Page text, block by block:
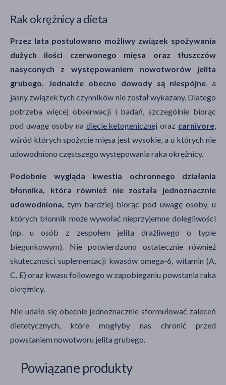
Rak okrężnicy a dieta
Przez lata postulowano możliwy związek spożywania
dużych ilości czerwonego mięsa oraz tłuszczów
nasyconych z występowaniem nowotworów jelita
grubego. Jednakże obecne dowody są niespójne, a
jasny związek tych czynników nie został wykazany. Dlatego
potrzeba więcej obserwacji i badań, szczególnie biorąc
pod uwagę osoby na diecie ketogenicznej oraz carnivore
wśród których spożycie mięsa jest wysokie, a u których nie
udowodniono częstszego występowania raka okrężnicy.
Podobnie wygląda kwestia ochronnego działania
błonnika, która również nie została jednoznacznie
udowodniona, tym bardziej biorąc pod uwagę osoby, u
których błonnik może wywołać nieprzyjemne dolegliwości
(np. u osób z zespołem jelita drażliwego o typie
biegunkowym). Nie potwierdzono ostatecznie również
skuteczności suplementacji kwasów omega-6, witamin (A,
C, E) oraz kwasu foliowego w zapobieganiu powstania raka
okrężnicy.
Nie udało się obecnie jednoznacznie sformułować zaleceń
dietetycznych, które mogłyby nas chronić przed
powstaniem nowotworu jelita grubego.
Powiązane produkty